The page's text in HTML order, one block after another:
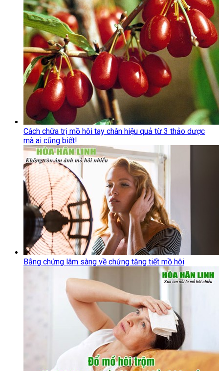
Cách chữa trị mồ hôi tay chân hiệu quả từ 3 thảo dược
mà ai cũng biết!
Bằng chứng lâm sàng về chứng tăng tiết mồ hôi